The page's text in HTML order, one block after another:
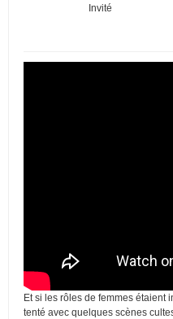
Invité
Et si les rôles de femmes étaient
tenté avec quelques scènes